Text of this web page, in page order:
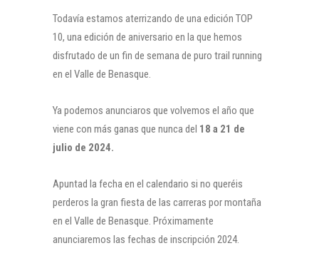
Todavía estamos aterrizando de una edición TOP
10, una edición de aniversario en la que hemos
disfrutado de un fin de semana de puro trail running
en el Valle de Benasque.
Ya podemos anunciaros que volvemos el año que
viene con más ganas que nunca del 18 a 21 de
julio de 2024.
Apuntad la fecha en el calendario si no queréis
perderos la gran fiesta de las carreras por montaña
en el Valle de Benasque. Próximamente
anunciaremos las fechas de inscripción 2024.